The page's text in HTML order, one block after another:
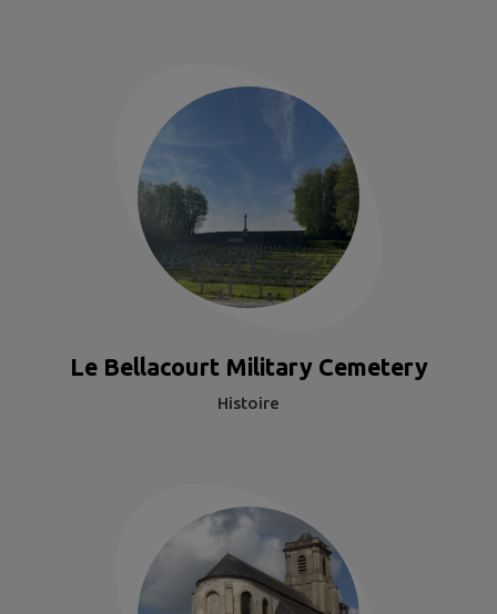
Le Bellacourt Military Cemetery
Histoire